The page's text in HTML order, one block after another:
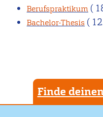
Berufspraktikum (
Bachelor-Thesis (
Finde